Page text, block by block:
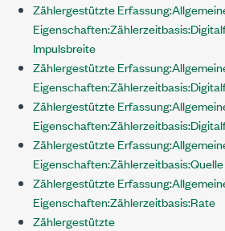
Zählergestützte
Impulsbreite
Zählergestützte
Zählergestützte
Zählergestützte
Eigenschaften:Zählerzeitbasis:Quelle
Zählergestützte
Eigenschaften:Zählerzeitbasis:Rate
Zählergestützte